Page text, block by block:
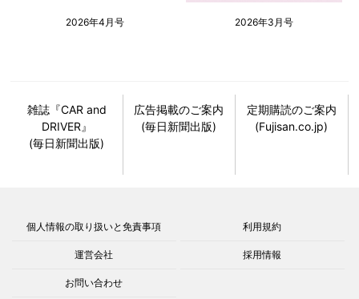
2026年4月号 2026年3月号
雑誌『CAR and
DRIVER』
(毎日新聞出版)
広告掲載のご案内
(毎日新聞出版)
定期購読のご案内
(Fujisan.co.jp)
個人情報の取り扱いと免責事項 利用規約
運営会社 採用情報
お問い合わせ